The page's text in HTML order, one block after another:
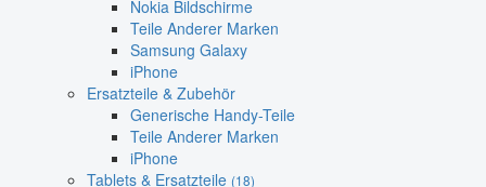
Nokia Bildschirme
Teile Anderer Marken
Samsung Galaxy
iPhone
Ersatzteile & Zubehör
Generische Handy-Teile
Teile Anderer Marken
iPhone
Tablets & Ersatzteile (18)